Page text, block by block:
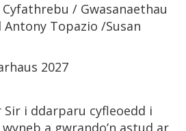
/ Gwasanaethau
Topazio /Susan
2027
Sir i ddarparu cyfleoedd i
a gwrando’n astud ar